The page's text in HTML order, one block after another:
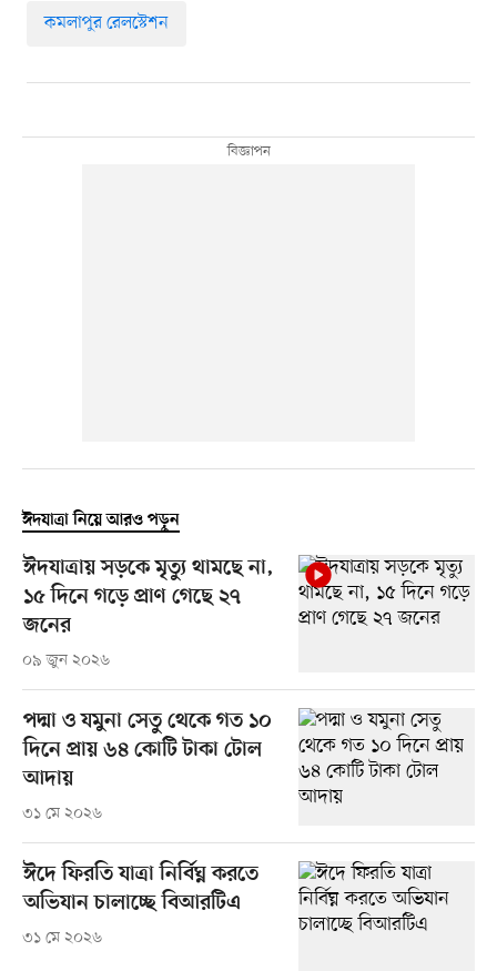
কমলাপুর রেলস্টেশন
ঈদযাত্রা নিয়ে আরও পড়ুন
ঈদযাত্রায় সড়কে মৃত্যু থামছে না,
১৫ দিনে গড়ে প্রাণ গেছে ২৭
জনের
০৯ জুন ২০২৬
পদ্মা ও যমুনা সেতু থেকে গত ১০
দিনে প্রায় ৬৪ কোটি টাকা টোল
আদায়
৩১ মে ২০২৬
ঈদে ফিরতি যাত্রা নির্বিঘ্ন করতে
অভিযান চালাচ্ছে বিআরটিএ
৩১ মে ২০২৬